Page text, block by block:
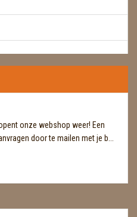
onze webshop weer! Een
door te mailen met je b...